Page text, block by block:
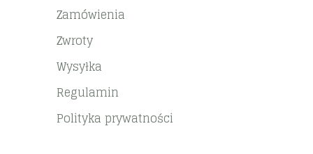
Zamówienia
Zwroty
Wysyłka
Regulamin
Polityka prywatności